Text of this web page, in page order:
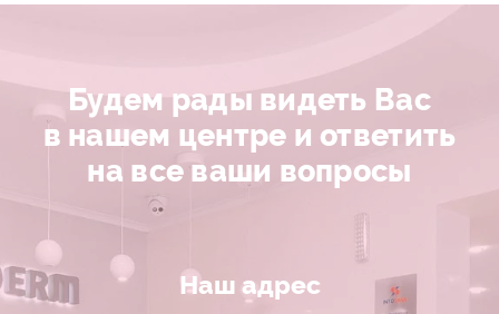
Будем рады видеть Вас
в нашем центре и ответить
на все ваши вопросы
Наш адрес